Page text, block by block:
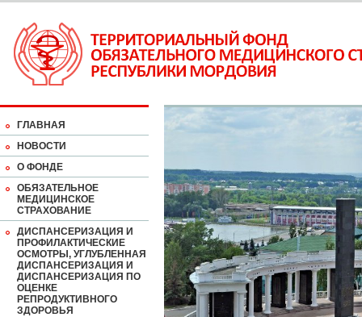
ГЛАВНАЯ
НОВОСТИ
О ФОНДЕ
ОБЯЗАТЕЛЬНОЕ
МЕДИЦИНСКОЕ
СТРАХОВАНИЕ
ДИСПАНСЕРИЗАЦИЯ И
ПРОФИЛАКТИЧЕСКИЕ
ОСМОТРЫ, УГЛУБЛЕННАЯ
ДИСПАНСЕРИЗАЦИЯ И
ДИСПАНСЕРИЗАЦИЯ ПО
ОЦЕНКЕ
РЕПРОДУКТИВНОГО
ЗДОРОВЬЯ